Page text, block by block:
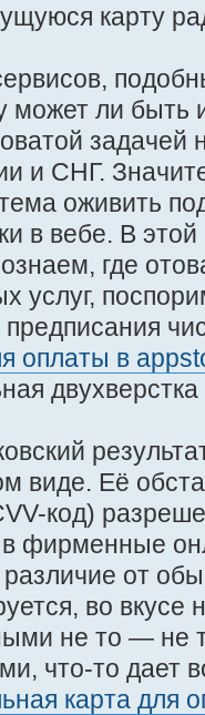
карту
может ли быть
задачей
и СНГ.
оживить
в вебе. В
где
услуг,
оплаты в
виде. Её
код)
в фирменные
от
во вкусе
не то — не
что-то дает
карта для